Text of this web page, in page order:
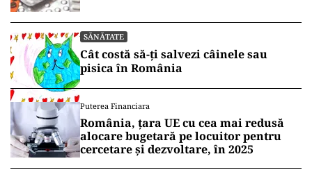
SĂNĂTATE
Cât costă să-ți salvezi câinele sau
pisica în România
Puterea Financiara
România, țara UE cu cea mai redusă
alocare bugetară pe locuitor pentru
cercetare și dezvoltare, în 2025